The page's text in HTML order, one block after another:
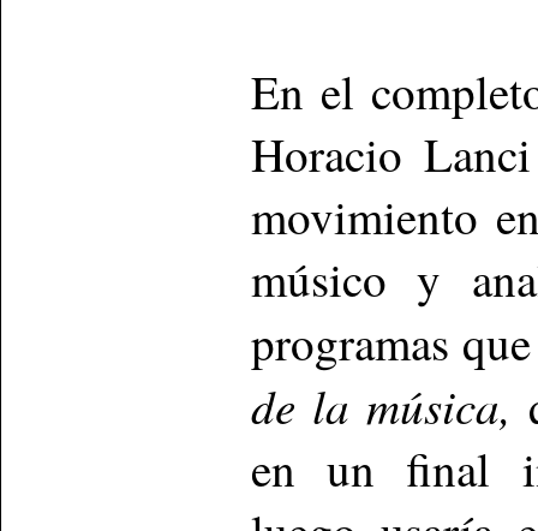
En el
Horacio
movimiento
músico y
programas
de la música,
en un final